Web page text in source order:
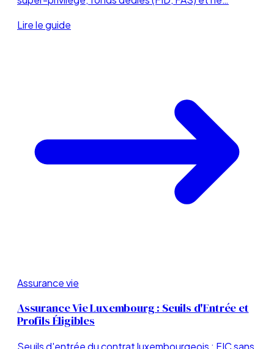
Lire le guide
Assurance vie
Assurance Vie Luxembourg : Seuils d'Entrée et
Profils Éligibles
Seuils d'entrée du contrat luxembourgeois : FIC sans